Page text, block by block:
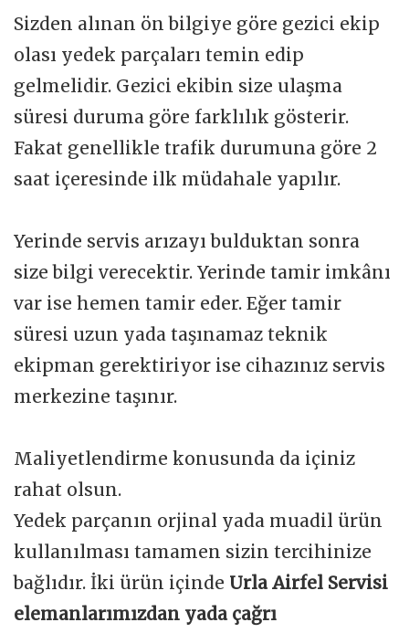
Sizden alınan ön bilgiye göre gezici ekip
olası yedek parçaları temin edip
gelmelidir. Gezici ekibin size ulaşma
süresi duruma göre farklılık gösterir.
Fakat genellikle trafik durumuna göre 2
saat içeresinde ilk müdahale yapılır.
Yerinde servis arızayı bulduktan sonra
size bilgi verecektir. Yerinde tamir imkânı
var ise hemen tamir eder. Eğer tamir
süresi uzun yada taşınamaz teknik
ekipman gerektiriyor ise cihazınız servis
merkezine taşınır.
Maliyetlendirme konusunda da içiniz
rahat olsun.
Yedek parçanın orjinal yada muadil ürün
kullanılması tamamen sizin tercihinize
bağlıdır. İki ürün içinde Urla Airfel Servisi
elemanlarımızdan yada çağrı